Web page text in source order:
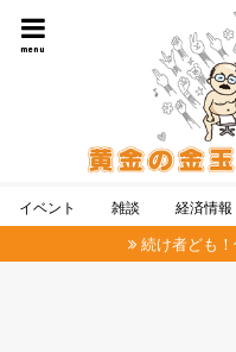
menu
イベント 雑談 経済情報
続け者ども